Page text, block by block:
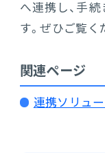
へ連携し、手
す。ぜひご覧く
関連ページ
連携ソリュー